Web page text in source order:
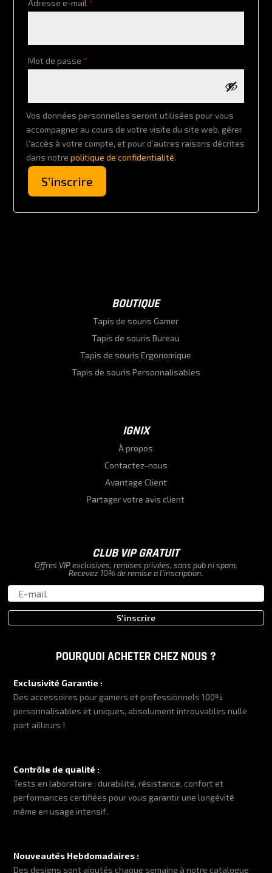
Adresse e-mail *Obligatoire
Mot de passe *Obligatoire
Vos données personnelles seront utilisées pour vous
accompagner au cours de votre visite du site web, gérer
l’accès à votre compte, et pour d’autres raisons décrites
dans notrepolitique de confidentialité.
S’inscrire
BOUTIQUE
Tapis de souris Gamer
Tapis de souris Bureau
Tapis de souris Ergonomique
Tapis de souris Personnalisables
IGNIX
À propos
Contactez-nous
Avantage Client
Partager votre avis client
CLUB VIP GRATUIT
Offres VIP exclusives, remises privées, sans pub ni spam.
Recevez 10% de remise a l’inscription.
S'inscrire
POURQUOI ACHETER CHEZ NOUS ?
Exclusivité Garantie :
Des accessoires pour gamers et professionnels 100%
personnalisables et uniques, absolument introuvables nulle
part ailleurs !
Contrôle de qualité :
Tests en laboratoire : durabilité, résistance, confort et
performances certifiées pour vous garantir une longévité
même en usage intensif.
Nouveautés Hebdomadaires :
Des designs sont ajoutés chaque semaine à notre catalogue